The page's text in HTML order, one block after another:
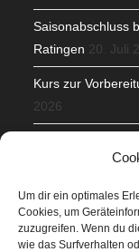
Um dir ein optimales
Cookies, um
zuzugreifen. Wenn du
wie das Surfverhalten
Saisonabschluss
Ratingen 20. Juli
Kurs zur
2026